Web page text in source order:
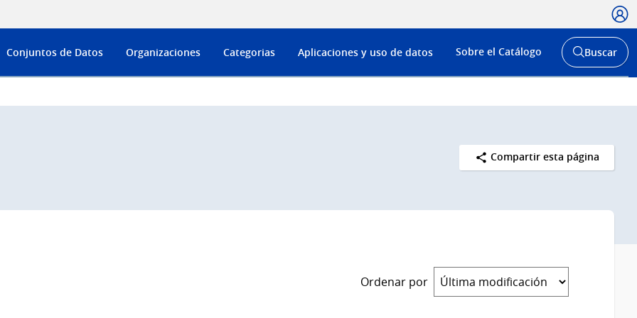
Menú
de
Conjuntos de Datos Organizaciones Categorias Aplicaciones y uso de datos Sobre el Catálogo
Abrir
buscador
Buscar
Compartir esta página
Ordenar por